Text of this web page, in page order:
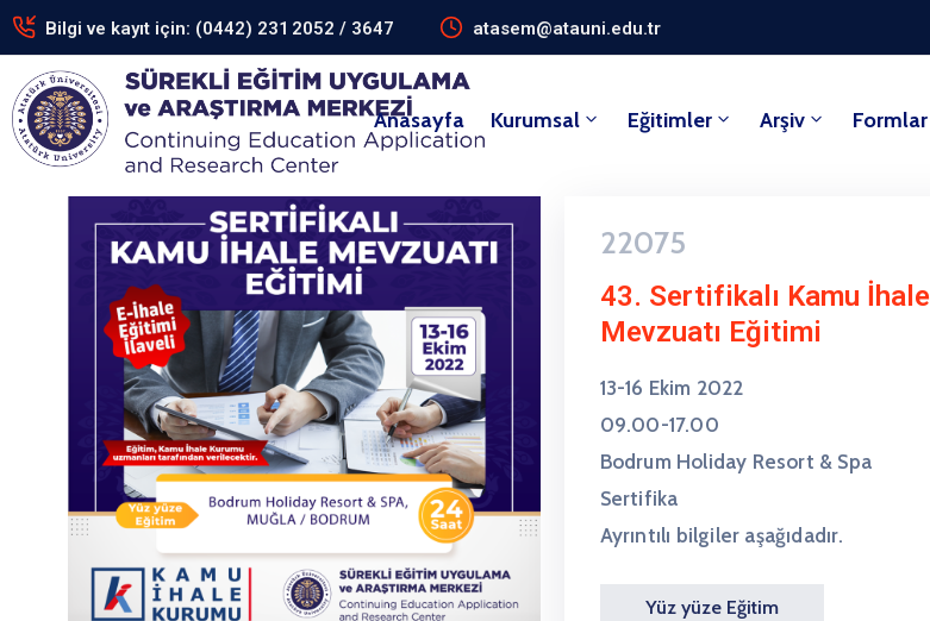
Bilgi ve kayıt için: (0442) 231 2052 / 3647 atasem@atauni.edu.tr
Anasayfa Kurumsal Eğitimler Arşiv Formlar
22075
43. Sertifikalı Kamu İhale
Mevzuatı Eğitimi
13-16 Ekim 2022
09.00-17.00
Bodrum Holiday Resort & Spa
Sertifika
Ayrıntılı bilgiler aşağıdadır.
Yüz yüze Eğitim